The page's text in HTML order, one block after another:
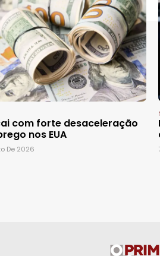
com forte desaceleração
nos EUA
De 2026